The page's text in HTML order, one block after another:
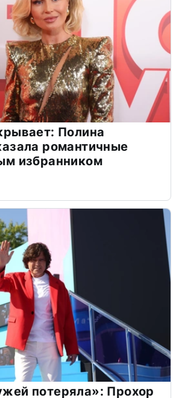
Полина
романтичные
избранником
потеряла»: Прохор